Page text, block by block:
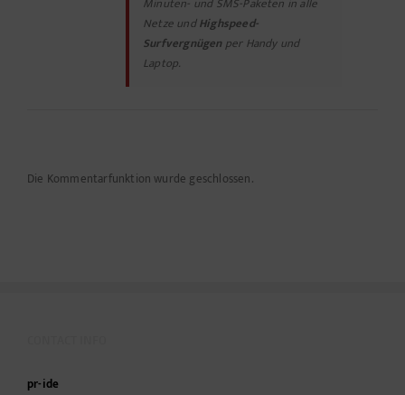
Netze undHighspeed-
Surfvergnügen per Handy und
Laptop.
Die Kommentarfunktion wurde geschlossen.
pr-ide